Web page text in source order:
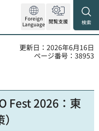
Foreign
Language 閲覧支援 検索
更新日：2026年6月16日
ページ番号：38953
Fest 2026：東